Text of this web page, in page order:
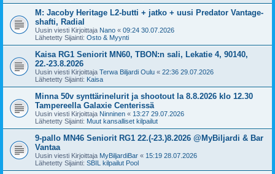
M: Jacoby Heritage L2-butti + jatko + uusi Predator Vantage-
shafti, Radial
Uusin viesti Kirjoittaja Nano « 09:24 30.07.2026
Lähetetty Sijainti: Osto & Myynti
Kaisa RG1 Seniorit MN60, TBON:n sali, Lekatie 4, 90140,
22.-23.8.2026
Uusin viesti Kirjoittaja Terwa Biljardi Oulu « 22:36 29.07.2026
Lähetetty Sijainti: Kaisa
Minna 50v synttärinelurit ja shootout la 8.8.2026 klo 12.30
Tampereella Galaxie Centerissä
Uusin viesti Kirjoittaja Ninninen « 13:27 29.07.2026
Lähetetty Sijainti: Muut kansalliset kilpailut
9-pallo MN46 Seniorit RG1 22.(-23.)8.2026 @MyBiljardi & Bar
Vantaa
Uusin viesti Kirjoittaja MyBiljardiBar « 15:19 28.07.2026
Lähetetty Sijainti: SBIL kilpailut Pool